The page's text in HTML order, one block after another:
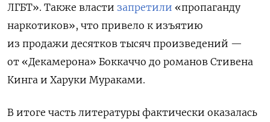
ЛГБТ». Также власти запретили «пропаганду
наркотиков», что привело к изъятию
из продажи десятков тысяч произведений —
от «Декамерона» Боккаччо до романов Стивена
Кинга и Харуки Мураками.
В итоге часть литературы фактически оказалась